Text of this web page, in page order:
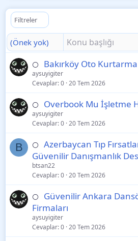
Filtreler
(Önek yok)
⚪ Bakırköy Oto
aysuyigiter
Cevaplar 0 20 Tem 2026
⚪ Overbook Mu İşletme
aysuyigiter
Cevaplar 0 20 Tem 2026
B ⚪
Azerbaycan Tıp
Güvenilir Danışmanlık
btsan22
Cevaplar 0 20 Tem 2026
⚪
Güvenilir Ankara
Firmaları
aysuyigiter
Cevaplar 0 20 Tem 2026